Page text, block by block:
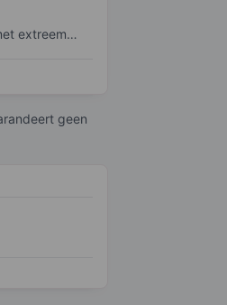
extreem
voor
van
De
de niet
geen